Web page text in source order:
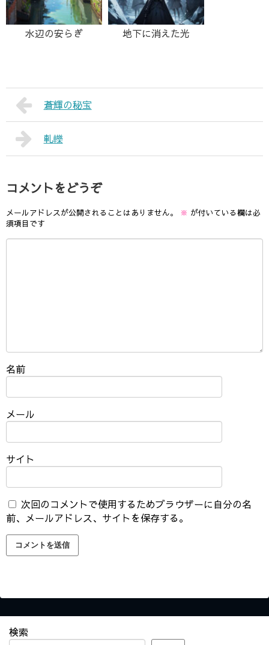
水辺の安らぎ 地下に消えた光
蒼輝の秘宝
軋轢
コメントをどうぞ
メールアドレスが公開されることはありません。 ※ が付いている欄は必
須項目です
名前
メール
サイト
次回のコメントで使用するためブラウザーに自分の名
前、メールアドレス、サイトを保存する。
検索